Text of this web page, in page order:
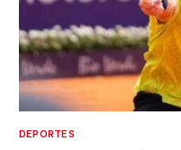
DEPORTES